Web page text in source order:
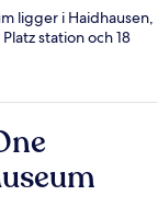
ligger i Haidhausen,
station och 18